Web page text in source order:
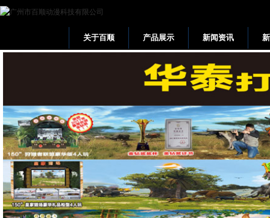
网站首页
关于百顺 产品展示 新闻资讯